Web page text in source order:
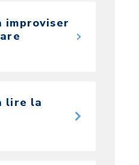
improviser
lire la